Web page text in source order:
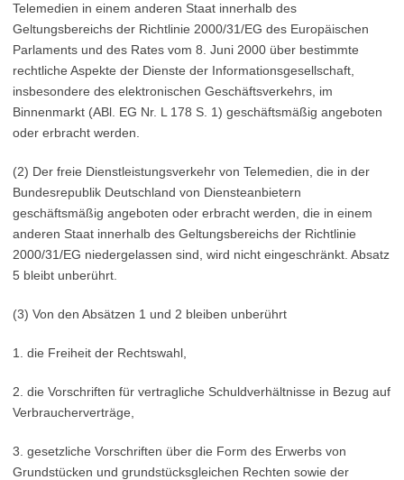
Telemedien in einem anderen Staat innerhalb des
Geltungsbereichs der Richtlinie 2000/31/EG des Europäischen
Parlaments und des Rates vom 8. Juni 2000 über bestimmte
rechtliche Aspekte der Dienste der Informationsgesellschaft,
insbesondere des elektronischen Geschäftsverkehrs, im
Binnenmarkt (ABl. EG Nr. L 178 S. 1) geschäftsmäßig angeboten
oder erbracht werden.
(2) Der freie Dienstleistungsverkehr von Telemedien, die in der
Bundesrepublik Deutschland von Diensteanbietern
geschäftsmäßig angeboten oder erbracht werden, die in einem
anderen Staat innerhalb des Geltungsbereichs der Richtlinie
2000/31/EG niedergelassen sind, wird nicht eingeschränkt. Absatz
5 bleibt unberührt.
(3) Von den Absätzen 1 und 2 bleiben unberührt
1. die Freiheit der Rechtswahl,
2. die Vorschriften für vertragliche Schuldverhältnisse in Bezug auf
Verbraucherverträge,
3. gesetzliche Vorschriften über die Form des Erwerbs von
Grundstücken und grundstücksgleichen Rechten sowie der